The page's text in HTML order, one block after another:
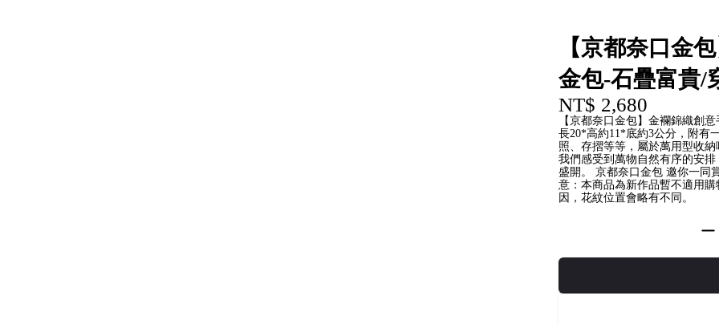
【京都奈口金
金包-石疊富貴/
NT$ 2,680
【京都奈口金包】金襴錦織創
長20*高約11*底約3公分，附有
照、存摺等等，屬於萬用型收
我們感受到萬物自然有序的安
盛開。 京都奈口金包 邀你一同
意：本商品為新作品暫不適用
因，花紋位置會略有不同。